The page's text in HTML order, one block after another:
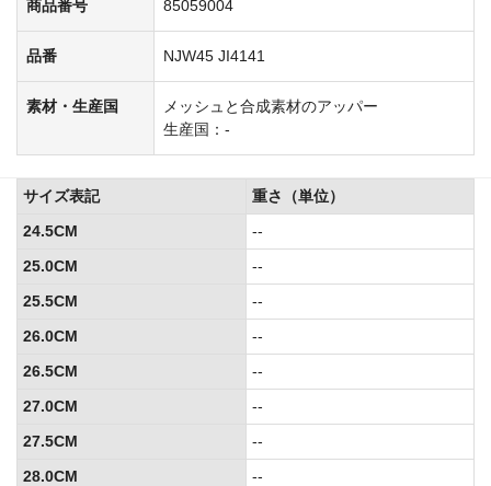
商品番号 85059004
品番 NJW45 JI4141
素材・生産国
メッシュと合成素材のアッパー
生産国：-
サイズ表記
重さ（単位）
24.5CM
--
25.0CM
--
25.5CM
--
26.0CM
--
26.5CM
--
27.0CM
--
27.5CM
--
28.0CM
--